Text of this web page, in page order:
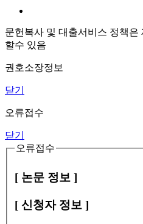
문헌복사 및 대출서비스 정책은
할수 있음
권호소장정보
닫기
오류접수
닫기
오류접수
[ 논문 정보 ]
[ 신청자 정보 ]